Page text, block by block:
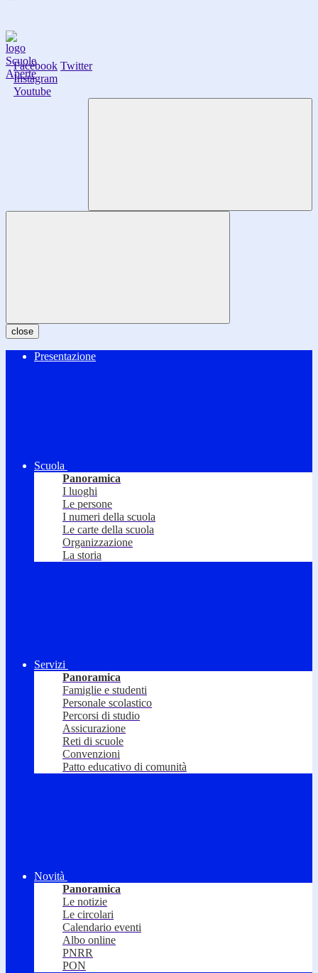
Facebook Twitter
Instagram
Youtube
close
Presentazione
Scuola
Panoramica
I luoghi
Le persone
I numeri della scuola
Le carte della scuola
Organizzazione
La storia
Servizi
Panoramica
Famiglie e studenti
Personale scolastico
Percorsi di studio
Assicurazione
Reti di scuole
Convenzioni
Patto educativo di comunità
Novità
Panoramica
Le notizie
Le circolari
Calendario eventi
Albo online
PNRR
PON